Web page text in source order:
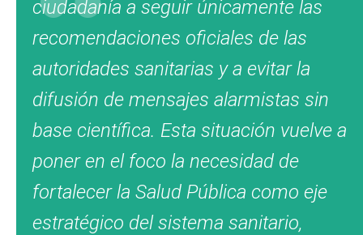
ciudadanía a seguir únicamente las
recomendaciones oficiales de las
autoridades sanitarias y a evitar la
difusión de mensajes alarmistas sin
base científica. Esta situación vuelve a
poner en el foco la necesidad de
fortalecer la Salud Pública como eje
estratégico del sistema sanitario,